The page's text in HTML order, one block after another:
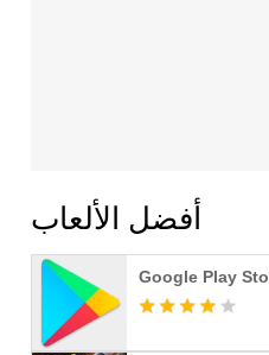
أفضل الألعاب
Google Play